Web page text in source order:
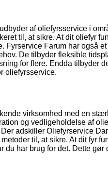
af oliefyrsservice i
til, at sikre. At dit oliefyr
Fyrservice Farum har også
De tilbyder fleksible
for flere. Endda tilbyder
oliefyrsservice.
virksomhed med en
og vedligeholdelse af
adskiller Oliefyrservice
til, at sikre. At dit fyr
har brug for det. Dette